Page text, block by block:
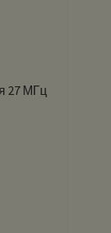
27 МГц